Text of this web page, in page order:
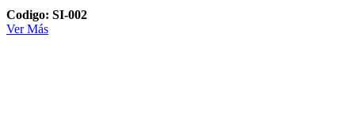
Codigo: SI-002
Ver Más